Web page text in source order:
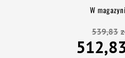
W
539,83